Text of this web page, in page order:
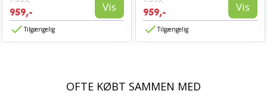
959,- Vis
Tilgængelig
959,- Vis
Tilgængelig
OFTE KØBT SAMMEN MED